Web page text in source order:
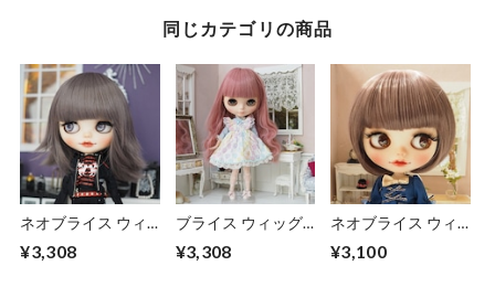
同じカテゴリの商品
ネオブライス ウィ
ーウルフグレイアッ
¥3,308
ブライス ウィッグ
ーブⅢ フェアリー
¥3,308
ネオブライス ウィ
ココア 10インチ/ド
¥3,100